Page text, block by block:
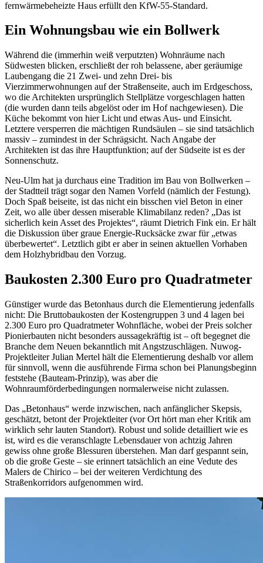
fernwärmebeheizte Haus erfüllt den KfW-55-Standard.
Ein Wohnungsbau wie ein Bollwerk
Während die (immerhin weiß verputzten) Wohnräume nach
Südwesten blicken, erschließt der roh belassene, aber geräumige
Laubengang die 21 Zwei- und zehn Drei- bis
Vierzimmerwohnungen auf der Straßenseite, auch im Erdgeschoss,
wo die Architekten ursprünglich Stellplätze vorgeschlagen hatten
(die wurden dann teils abgelöst oder im Hof nachgewiesen). Die
Küche bekommt von hier Licht und etwas Aus- und Einsicht.
Letztere versperren die mächtigen Rundsäulen – sie sind tatsächlich
massiv – zumindest in der Schrägsicht. Nach Angabe der
Architekten ist das ihre Hauptfunktion; auf der Südseite ist es der
Sonnenschutz.
Neu-Ulm hat ja durchaus eine Tradition im Bau von Bollwerken –
der Stadtteil trägt sogar den Namen Vorfeld (nämlich der Festung).
Doch Spaß beiseite, ist das nicht ein bisschen viel Beton in einer
Zeit, wo alle über dessen miserable Klimabilanz reden? „Das ist
sicherlich kein Asset des Projektes“, räumt Dietrich Fink ein. Er hält
die Diskussion über graue Energie-Rucksäcke zwar für „etwas
überbewertet“. Letztlich gibt er aber in seinen aktuellen Vorhaben
dem Holzhybridbau den Vorzug.
Baukosten 2.300 Euro pro Quadratmeter
Günstiger wurde das Betonhaus durch die Elementierung jedenfalls
nicht: Die Bruttobaukosten der Kostengruppen 3 und 4 lagen bei
2.300 Euro pro Quadratmeter Wohnfläche, wobei der Preis solcher
Pionierbauten nicht besonders aussagekräftig ist – oft begegnet die
Branche dem Neuen bekanntlich mit Angstzuschlägen. Nuwog-
Projektleiter Julian Mertel hält die Elementierung deshalb vor allem
für sinnvoll, wenn die ausführende Firma schon bei Planungsbeginn
feststehe (Bauteam-Prinzip), was aber die
Wohnraumförderbedingungen normalerweise nicht zulassen.
Das „Betonhaus“ werde inzwischen, nach anfänglicher Skepsis,
geschätzt, betont der Projektleiter (vor Ort hört man eher Kritik am
wirklich sehr lauten Standort). Robust und solide detailliert wie es
ist, wird es die veranschlagte Lebensdauer von achtzig Jahren
gewiss ohne große Blessuren überstehen. Man darf gespannt sein,
ob die große Geste – sie erinnert tatsächlich an eine Vedute des
Malers de Chirico – bei der weiteren Verdichtung des
Straßenkorridors aufgenommen wird.